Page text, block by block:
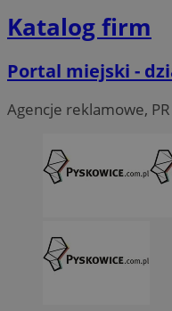
Katalog firm
Portal miejski -
Agencje reklamowe, PR